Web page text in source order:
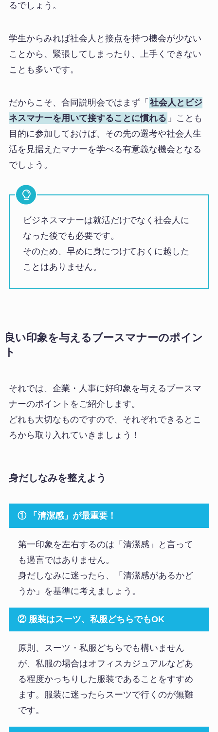
るでしょう。
学生からみれば社会人と接点を持つ機会が少ない
ことから、緊張してしまったり、上手くできない
ことも多いです。
だからこそ、合同説明会ではまず「 社会人とビジ
ネスマナーを用いて接することに慣れる 」ことも
目的に参加しておけば、その先の選考や社会人生
活を見据えたマナーを学べる有意義な機会となる
でしょう。
ビジネスマナーは就活だけでなく社会人に
なった後でも必要です。
そのため、早めに身につけておくに越した
ことはありません。
良い印象を与えるブースマナーのポイン
ト
それでは、企業・人事に好印象を与えるブースマ
ナーのポイントをご紹介します。
どれも大切なものですので、それぞれできるとこ
ろから取り入れていきましょう！
身だしなみを整えよう
① 「清潔感」が最重要！
第一印象を左右するのは「清潔感」と言って
も過言ではありません。
身だしなみに迷ったら、「清潔感があるかど
うか」を基準に考えましょう。
② 服装はスーツ、私服どちらでもOK
原則、スーツ・私服どちらでも構いません
が、私服の場合はオフィスカジュアルなどあ
る程度かっちりした服装であることをすすめ
ます。服装に迷ったらスーツで行くのが無難
です。